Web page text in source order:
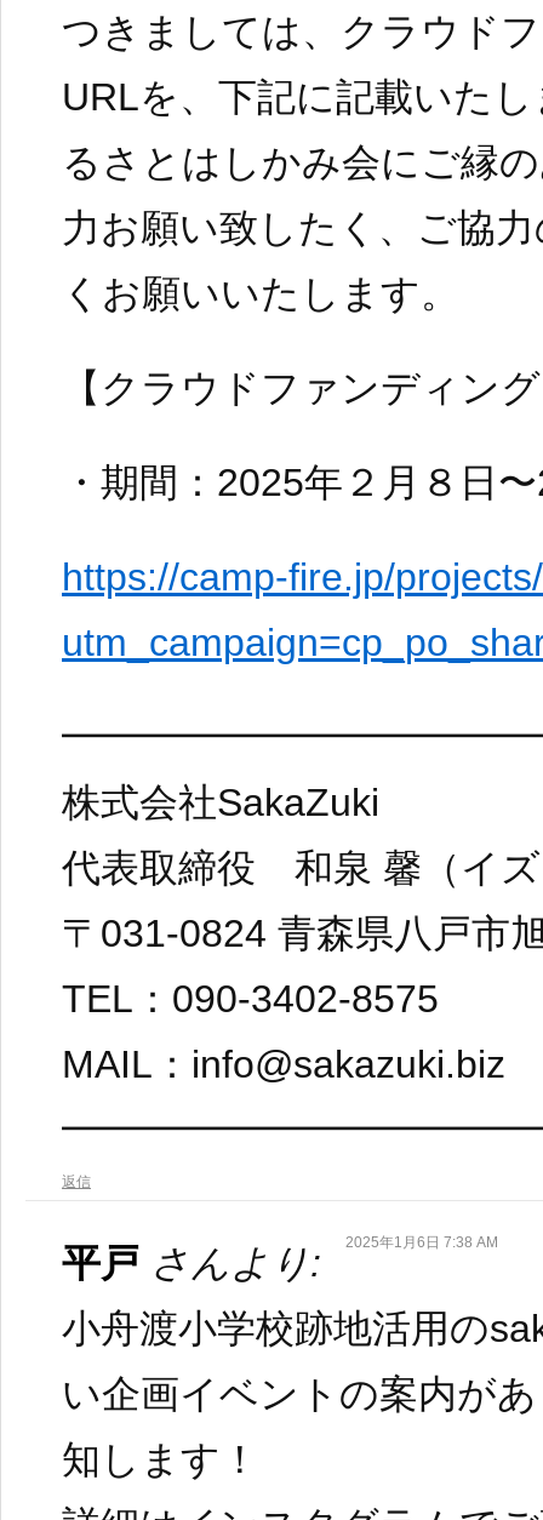
つきましては、クラウド
URLを、下記に記載いた
るさとはしかみ会にご縁
力お願い致したく、ご協
くお願いいたします。
【クラウドファンディン
・期間：2025年２月８日
https://camp-fire.jp/
株式会社SakaZuki
代表取締役 和泉 馨（イ
〒031-0824 青森県八戸市
TEL：090-3402-8575
MAIL：info@sakazuki.biz
返信
平戸 さんより: 2025年1月6日 7:38 AM
小舟渡小学校跡地活用の
い企画イベントの案内が
知します！